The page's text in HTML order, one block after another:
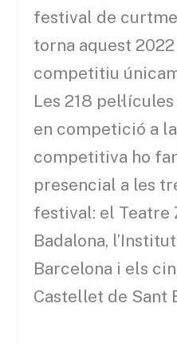
festival de
torna aquest
competitiu
Les 218
en competició a
competitiva ho
presencial a les
festival: el Teatre
Badalona,
Barcelona i els
Castellet de Sant